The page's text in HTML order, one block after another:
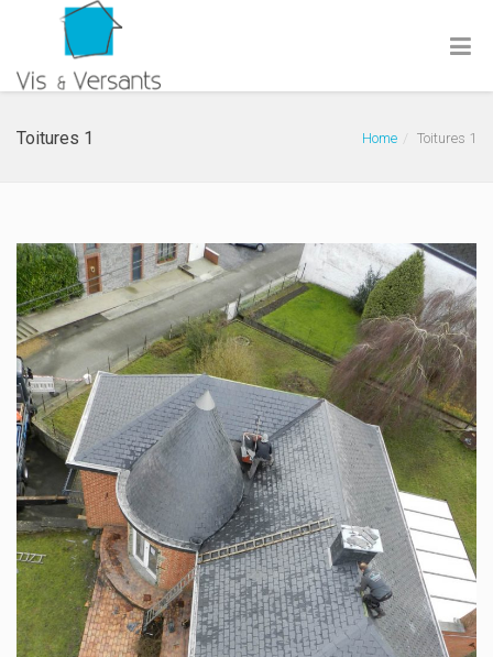
Toitures 1 Home Toitures 1